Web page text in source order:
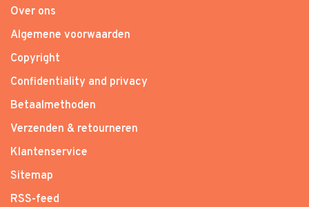
Over ons
Algemene voorwaarden
Copyright
Confidentiality and privacy
Betaalmethoden
Verzenden & retourneren
Klantenservice
Sitemap
RSS-feed